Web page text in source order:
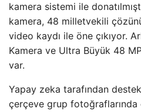
kamera sistemi ile
kamera, 48 milletvekili
video kaydı ile öne çıkıyor.
Kamera ve Ultra Büyük 48
var.
Yapay zeka tarafından
çerçeve grup